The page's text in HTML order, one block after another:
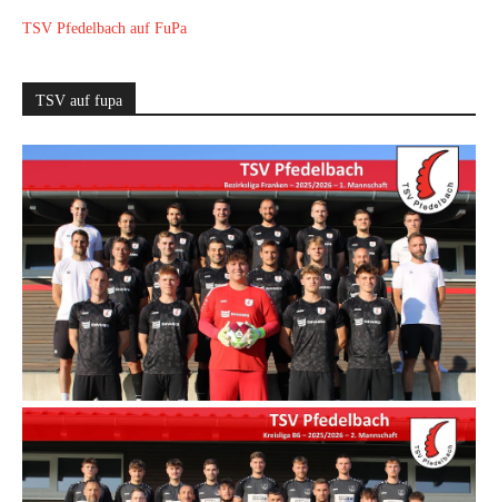
TSV Pfedelbach auf FuPa
TSV auf fupa